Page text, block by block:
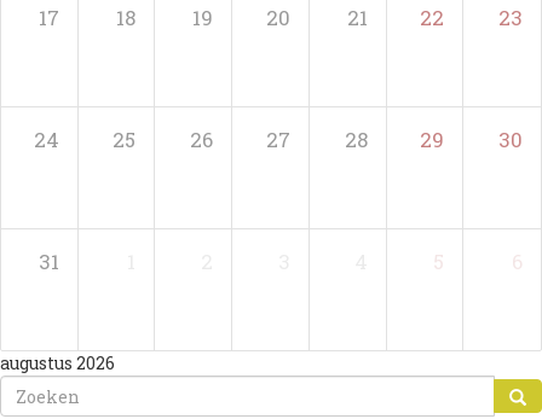
17 18 19 20 21 22 23
24 25 26 27 28 29 30
31 5 6
augustus 2026
ZOEKVELD